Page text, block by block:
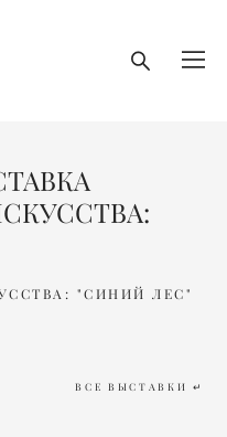
"СИНИЙ ЛЕС"
ВСЕ ВЫСТАВКИ ↵